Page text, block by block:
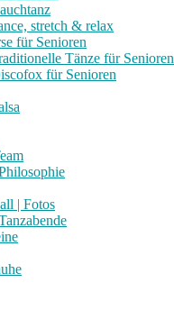
stretch & relax
für Senioren
Tänze für Senioren
für Senioren
| Fotos